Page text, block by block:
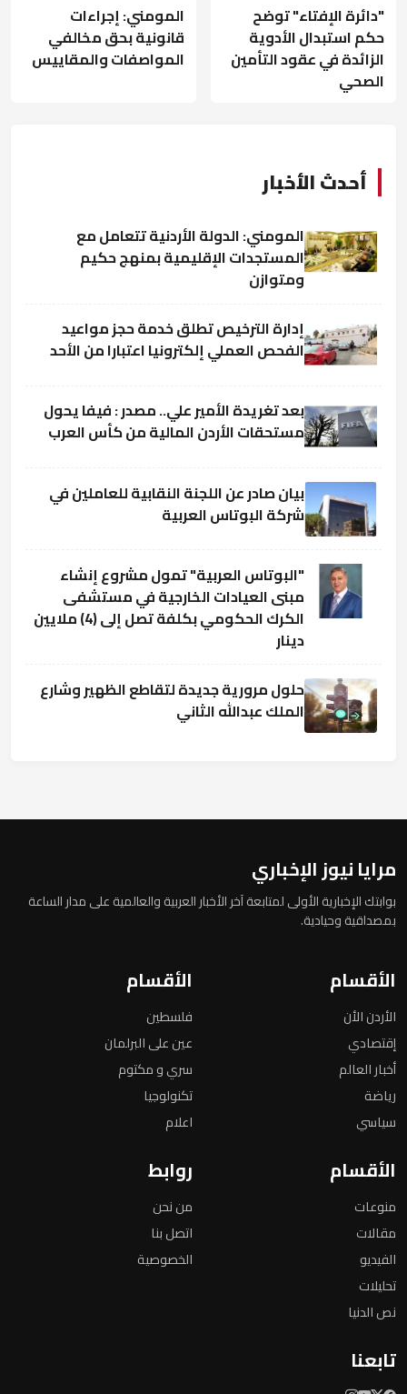
"دائرة الإفتاء" توضح
حكم استبدال الأدوية
الزائدة في عقود التأمين
الصحي
المومني: إجراءات
قانونية بحق مخالفي
المواصفات والمقاييس
أحدث الأخبار
المومني: الدولة الأردنية تتعامل مع
المستجدات الإقليمية بمنهج حكيم
ومتوازن
إدارة الترخيص تطلق خدمة حجز مواعيد
الفحص العملي إلكترونيا اعتبارا من الأحد
بعد تغريدة الأمير علي.. مصدر : فيفا يحول
مستحقات الأردن المالية من كأس العرب
بيان صادر عن اللجنة النقابية للعاملين في
شركة البوتاس العربية
"البوتاس العربية" تمول مشروع إنشاء
مبنى العيادات الخارجية في مستشفى
الكرك الحكومي بكلفة تصل إلى (4) ملايين
دينار
حلول مرورية جديدة لتقاطع الظهير وشارع
الملك عبدالله الثاني
مرايا نيوز الإخباري
بوابتك الإخبارية الأولى لمتابعة آخر الأخبار العربية والعالمية على مدار الساعة
بمصداقية وحيادية.
الأقسام
الأردن الأن
إقتصادي
أخبار العالم
رياضة
سياسي
الأقسام
فلسطين
عين على البرلمان
سري و مكتوم
تكنولوجيا
اعلام
الأقسام
منوعات
مقالات
الفيديو
تحليلات
نص الدنيا
روابط
من نحن
اتصل بنا
الخصوصية
تابعنا